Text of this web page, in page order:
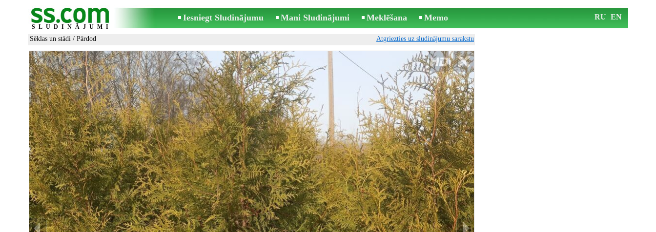
SLUDINĀJUMI
Iesniegt Sludinājumu Mani Sludinājumi Meklēšana Memo RU EN
Sēklas un stādi / Pārdod Atgriezties uz sludinājumu sarakstu